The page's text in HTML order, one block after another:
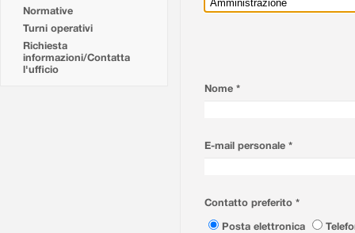
Normative
Turni operativi
Richiesta
informazioni/Contatta
l'ufficio
Nome *
E-mail personale *
Contatto preferito *
Posta elettronica